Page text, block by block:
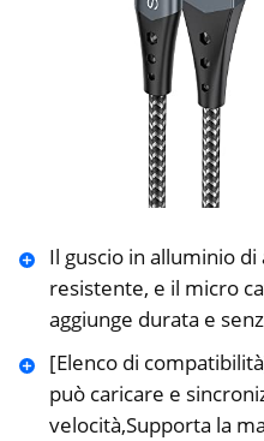
Il guscio in alluminio
resistente, e il micro
aggiunge durata e
[Elenco di
può caricare e
velocità,Supporta la